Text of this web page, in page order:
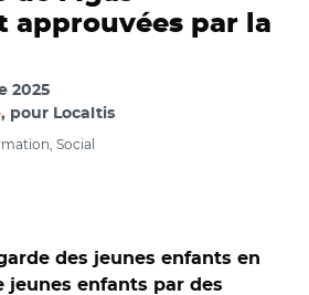
approuvées par la
2025
, pour Localtis
Social
des jeunes enfants en
jeunes enfants par des